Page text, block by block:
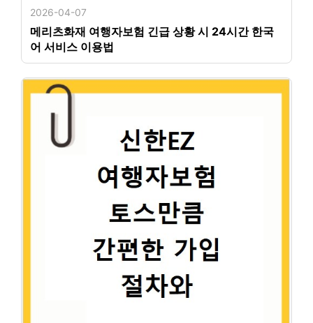
2026-04-07
메리츠화재 여행자보험 긴급 상황 시 24시간 한국
어 서비스 이용법